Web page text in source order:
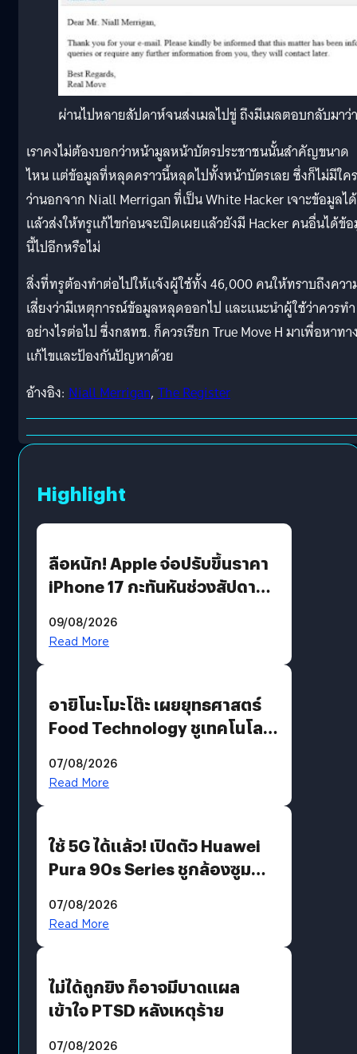
ผ่านไปหลายสัปดาห์จนส่งเมลไปขู่ ถึงมีเมลตอบกลับมาว่
เราคงไม่ต้องบอกว่าหน้ามูลหน้าบัตรประชาชนนั้นสำคัญขนาด
ไหน แต่ข้อมูลที่หลุดคราวนี้หลุดไปทั้งหน้าบัตรเลย ซึ่งก็ไม่มีใค
ว่านอกจาก Niall Merrigan ที่เป็น White Hacker เจาะข้อมูลได้
แล้วส่งให้ทรูแก้ไขก่อนจะเปิดเผยแล้วยังมี Hacker คนอื่นได้ข้
นี้ไปอีกหรือไม่
สิ่งที่ทรูต้องทำต่อไปให้แจ้งผู้ใช้ทั้ง 46,000 คนให้ทราบถึงควา
เสี่ยงว่ามีเหตุการณ์ข้อมูลหลุดออกไป และแนะนำผู้ใช้ว่าควรทำ
อย่างไรต่อไป ซึ่งกสทช. ก็ควรเรียก True Move H มาเพื่อหาทา
แก้ไขและป้องกันปัญหาด้วย
อ้างอิง: Niall Merrigan, The Register
Highlight
ลือหนัก! Apple จ่อปรับขึ้นราคา
iPhone 17 กะทันหันช่วงสัปดาห์ที่
09/08/2026
Read More
อายิโนะโมะโต๊ะ เผยยุทธศาสตร์
Food Technology ชูเทคโนโลยี
บริโภคและ B2B
07/08/2026
Read More
ใช้ 5G ได้แล้ว! เปิดตัว Huawei
Pura 90s Series ชูกล้องซูม
07/08/2026
Read More
ไม่ได้ถูกยิง ก็อาจมีบาดแผล
เข้าใจ PTSD หลังเหตุร้าย
07/08/2026